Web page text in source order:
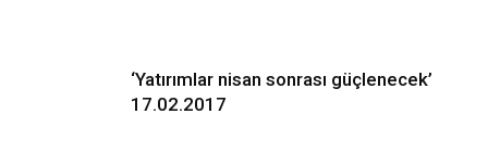
‘Yatırımlar nisan sonrası güçlenecek’
17.02.2017